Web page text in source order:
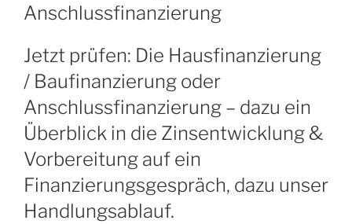
Anschlussfinanzierung
Jetzt prüfen: Die Hausfinanzierung
/ Baufinanzierung oder
Anschlussfinanzierung – dazu ein
Überblick in die Zinsentwicklung &
Vorbereitung auf ein
Finanzierungsgespräch, dazu unser
Handlungsablauf.